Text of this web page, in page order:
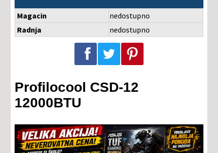
Magacin
nedostupno
Radnja
nedostupno
Podeli na Facebook-u Podeli na Twitter-u Podeli na Pinterest-u
Profilocool CSD-12
12000BTU